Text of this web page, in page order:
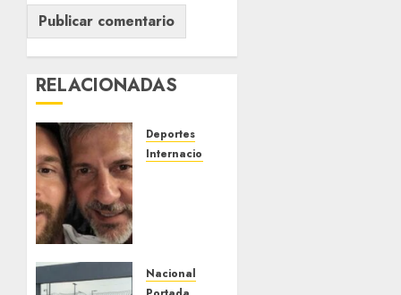
RELACIONADAS
Deportes
Internacional
de
Nacional